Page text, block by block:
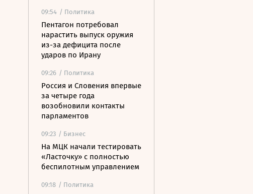
09:54 / Политика
Пентагон потребовал
нарастить выпуск оружия
из-за дефицита после
ударов по Ирану
09:26 / Политика
Россия и Словения впервые
за четыре года
возобновили контакты
парламентов
09:23 / Бизнес
На МЦК начали тестировать
«Ласточку» с полностью
беспилотным управлением
09:18 / Политика